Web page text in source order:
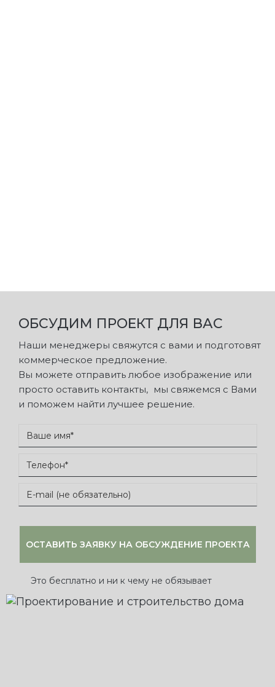
ОБСУДИМ ПРОЕКТ ДЛЯ ВАС
Наши менеджеры свяжутся с вами и подготовят
коммерческое предложение.
Вы можете отправить любое изображение или
просто оставить контакты, мы свяжемся с Вами
и поможем найти лучшее решение.
Это бесплатно и ни к чему не обязывает